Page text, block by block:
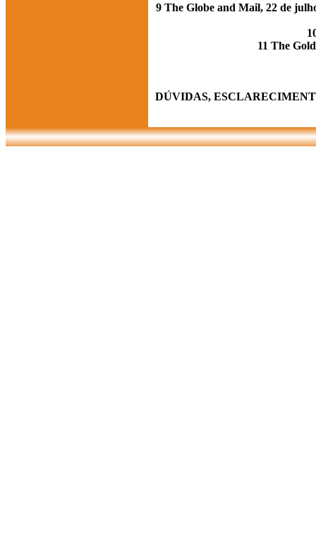
9 The Globe and Mail, 22 de
11 The
DÚVIDAS,